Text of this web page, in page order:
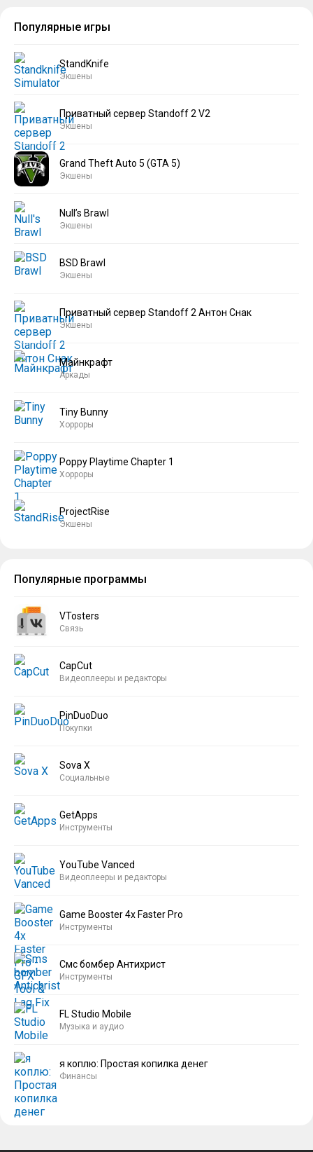
Популярные игры
StandKnife
Экшены
Приватный сервер Standoff 2 V2
Экшены
Grand Theft Auto 5 (GTA 5)
Экшены
Null’s Brawl
Экшены
BSD Brawl
Экшены
Приватный сервер Standoff 2 Антон Снак
Экшены
Майнкрафт
Аркады
Tiny Bunny
Хорроры
Poppy Playtime Chapter 1
Хорроры
ProjectRise
Экшены
Популярные программы
VTosters
Связь
CapCut
Видеоплееры и редакторы
PinDuoDuo
Покупки
Sova X
Социальные
GetApps
Инструменты
YouTube Vanced
Видеоплееры и редакторы
Game Booster 4x Faster Pro
Инструменты
Смс бомбер Антихрист
Инструменты
FL Studio Mobile
Музыка и аудио
я коплю: Простая копилка денег
Финансы